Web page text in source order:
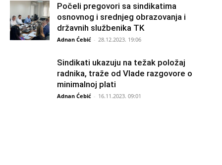
Počeli pregovori sa sindikatima
osnovnog i srednjeg obrazovanja i
državnih službenika TK
Adnan Ćebić - 28.12.2023. 19:06
Sindikati ukazuju na težak položaj
radnika, traže od Vlade razgovore o
minimalnoj plati
Adnan Ćebić - 16.11.2023. 09:01